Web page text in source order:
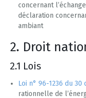
concernant
déclaration
ambiant
2. Droit
2.1 Lois
Loi n° 96-1236 du 30
rationnelle de